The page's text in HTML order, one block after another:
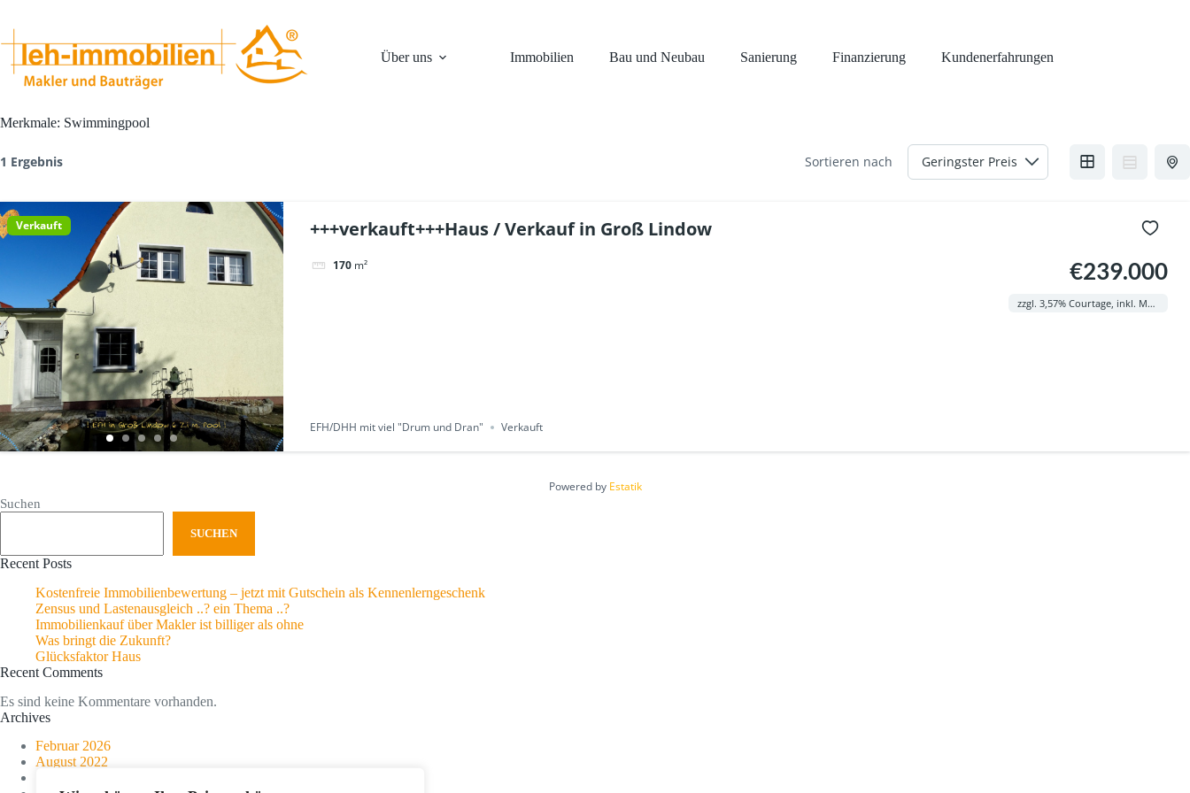
Über uns
Immobilien Bau und Neubau Sanierung Finanzierung Kundenerfahrungen
Merkmale: Swimmingpool
1 Ergebnis Sortieren nach
Verkauft +++verkauft+++Haus / Verkauf in Groß Lindow
170 m² €239.000
zzgl. 3,57% Courtage, inkl. MwSt.
EFH/DHH mit viel "Drum und Dran" Verkauft
Powered by Estatik
Suchen
SUCHEN
Recent Posts
Kostenfreie Immobilienbewertung – jetzt mit Gutschein als Kennenlerngeschenk
Zensus und Lastenausgleich ..? ein Thema ..?
Immobilienkauf über Makler ist billiger als ohne
Was bringt die Zukunft?
Glücksfaktor Haus
Recent Comments
Es sind keine Kommentare vorhanden.
Archives
Februar 2026
August 2022